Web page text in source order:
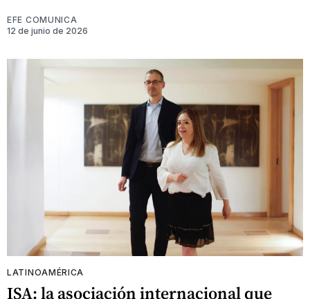
EFE COMUNICA
12 de junio de 2026
LATINOAMÉRICA
ISA: la asociación internacional que